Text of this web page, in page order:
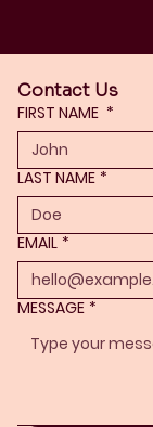
Contact Us
FIRST NAME *
LAST NAME *
EMAIL *
MESSAGE *